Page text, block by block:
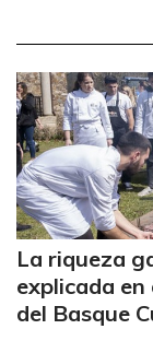
La riqueza
explicada
del Basque